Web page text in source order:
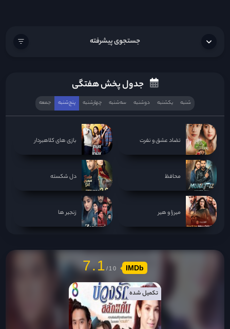
جستجوی پیشرفته
جدول پخش هفتگی
شنبه یکشنبه دوشنبه سه‌‌شنبه چهارشنبه پنج‌شنبه جمعه
تضاد عشق و نفرت بازی های کلاهبردار
محافظ دل شکسته
میرزا و هیر زنجیر ها
7.1 IMDb
تکمیل شده